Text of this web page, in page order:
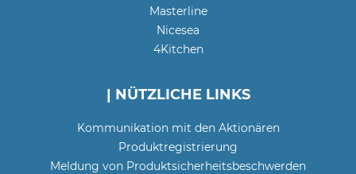
Masterline
Nicesea
4Kitchen
| NÜTZLICHE LINKS
Kommunikation mit den Aktionären
Produktregistrierung
Meldung von Produktsicherheitsbeschwerden